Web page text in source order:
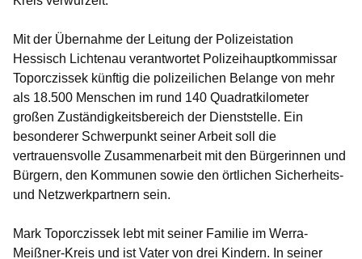
Mit der Übernahme der Leitung der Polizeistation
Hessisch Lichtenau verantwortet Polizeihauptkommissar
Toporczissek künftig die polizeilichen Belange von mehr
als 18.500 Menschen im rund 140 Quadratkilometer
großen Zuständigkeitsbereich der Dienststelle. Ein
besonderer Schwerpunkt seiner Arbeit soll die
vertrauensvolle Zusammenarbeit mit den Bürgerinnen und
Bürgern, den Kommunen sowie den örtlichen Sicherheits-
und Netzwerkpartnern sein.
Mark Toporczissek lebt mit seiner Familie im Werra-
Meißner-Kreis und ist Vater von drei Kindern. In seiner